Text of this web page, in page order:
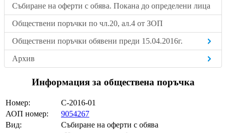
Събиране на оферти с обява. Покана до определени лица
Обществени поръчки по чл.20, ал.4 от ЗОП
Обществени поръчки обявени преди 15.04.2016г.
Архив
Информация за обществена поръчка
Номер:
С-2016-01
АОП номер:
9054267
Вид:
Събиране на оферти с обява